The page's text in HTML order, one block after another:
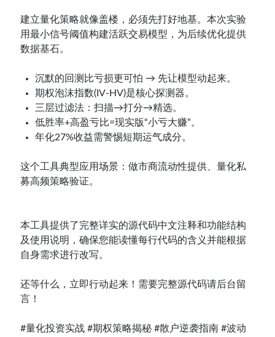
建立量化策略就像盖楼，必须先打好地基。本次实验
用最小信号阈值构建活跃交易模型，为后续优化提供
数据基石。
沉默的回测比亏损更可怕 → 先让模型动起来。
期权泡沫指数(IV-HV)是核心探测器。
三层过滤法：扫描→打分→精选。
低胜率+高盈亏比=现实版“小亏大赚”。
年化27%收益需警惕短期运气成分。
这个工具典型应用场景：做市商流动性提供、量化私
募高频策略验证。
本工具提供了完整详实的源代码中文注释和功能结构
及使用说明，确保您能读懂每行代码的含义并能根据
自身需求进行改写。
还等什么，立即行动起来！需要完整源代码请后台留
言！
#量化投资实战 #期权策略揭秘 #散户逆袭指南 #波动